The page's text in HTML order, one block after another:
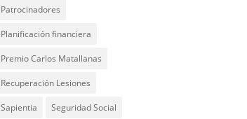
Patrocinadores
Planificación financiera
Premio Carlos Matallanas
Recuperación Lesiones
Sapientia Seguridad Social